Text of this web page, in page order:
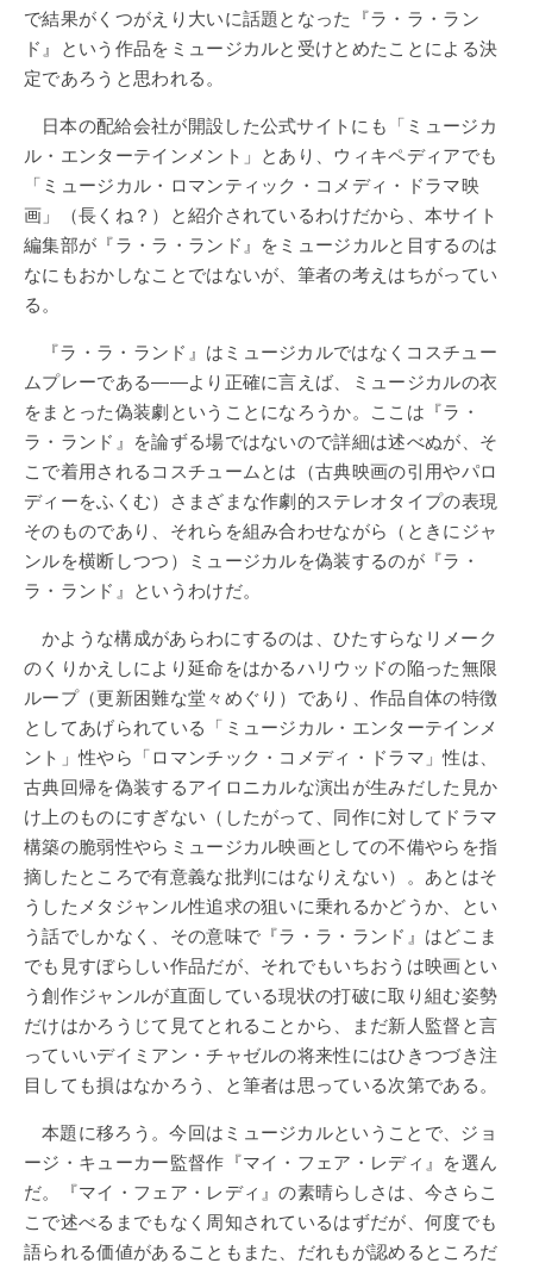
で結果がくつがえり大いに話題となった『ラ・ラ・ラン
ド』という作品をミュージカルと受けとめたことによる決
定であろうと思われる。
日本の配給会社が開設した公式サイトにも「ミュージカ
ル・エンターテインメント」とあり、ウィキペディアでも
「ミュージカル・ロマンティック・コメディ・ドラマ映
画」（長くね？）と紹介されているわけだから、本サイト
編集部が『ラ・ラ・ランド』をミュージカルと目するのは
なにもおかしなことではないが、筆者の考えはちがってい
る。
『ラ・ラ・ランド』はミュージカルではなくコスチュー
ムプレーである――より正確に言えば、ミュージカルの衣
をまとった偽装劇ということになろうか。ここは『ラ・
ラ・ランド』を論ずる場ではないので詳細は述べぬが、そ
こで着用されるコスチュームとは（古典映画の引用やパロ
ディーをふくむ）さまざまな作劇的ステレオタイプの表現
そのものであり、それらを組み合わせながら（ときにジャ
ンルを横断しつつ）ミュージカルを偽装するのが『ラ・
ラ・ランド』というわけだ。
かような構成があらわにするのは、ひたすらなリメーク
のくりかえしにより延命をはかるハリウッドの陥った無限
ループ（更新困難な堂々めぐり）であり、作品自体の特徴
としてあげられている「ミュージカル・エンターテインメ
ント」性やら「ロマンチック・コメディ・ドラマ」性は、
古典回帰を偽装するアイロニカルな演出が生みだした見か
け上のものにすぎない（したがって、同作に対してドラマ
構築の脆弱性やらミュージカル映画としての不備やらを指
摘したところで有意義な批判にはなりえない）。あとはそ
うしたメタジャンル性追求の狙いに乗れるかどうか、とい
う話でしかなく、その意味で『ラ・ラ・ランド』はどこま
でも見すぼらしい作品だが、それでもいちおうは映画とい
う創作ジャンルが直面している現状の打破に取り組む姿勢
だけはかろうじて見てとれることから、まだ新人監督と言
っていいデイミアン・チャゼルの将来性にはひきつづき注
目しても損はなかろう、と筆者は思っている次第である。
本題に移ろう。今回はミュージカルということで、ジョ
ージ・キューカー監督作『マイ・フェア・レディ』を選ん
だ。『マイ・フェア・レディ』の素晴らしさは、今さらこ
こで述べるまでもなく周知されているはずだが、何度でも
語られる価値があることもまた、だれもが認めるところだ